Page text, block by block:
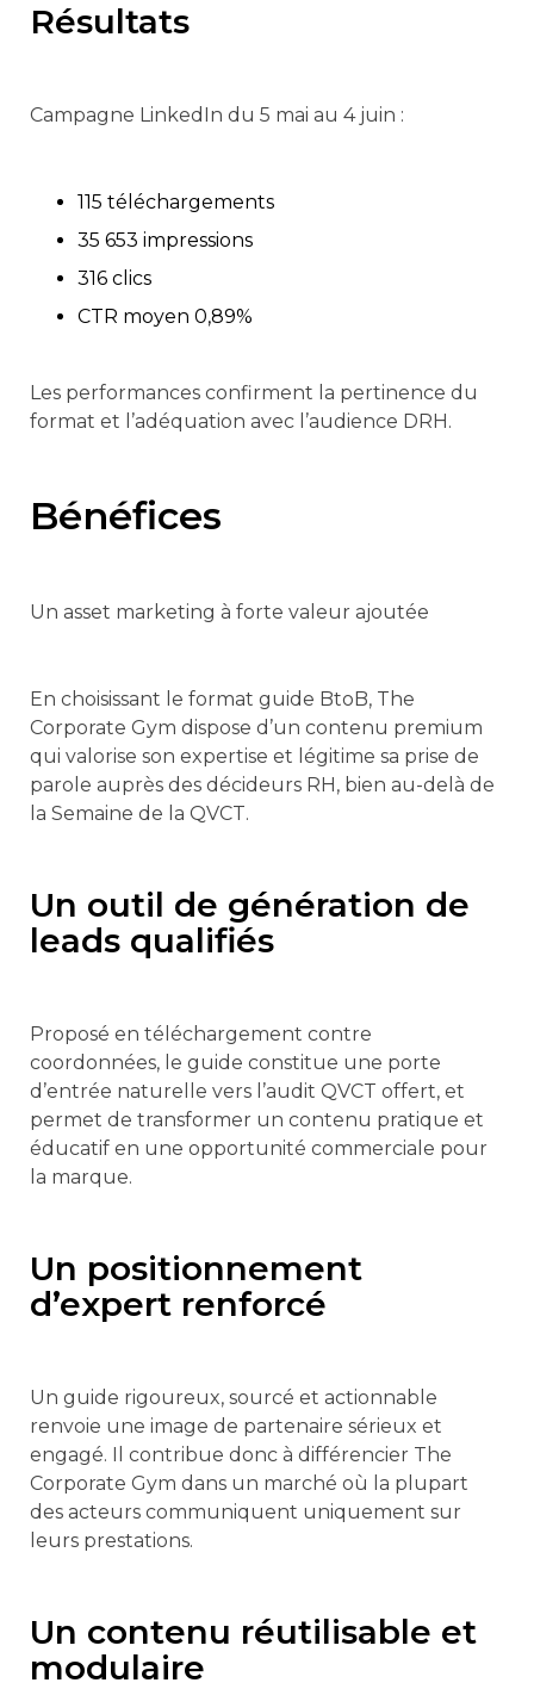
Résultats
Campagne LinkedIn du 5 mai au 4 juin :
115 téléchargements
35 653 impressions
316 clics
CTR moyen 0,89%
Les performances confirment la pertinence du
format et l’adéquation avec l’audience DRH.
Bénéfices
Un asset marketing à forte valeur ajoutée
En choisissant le format guide BtoB, The
Corporate Gym dispose d’un contenu premium
qui valorise son expertise et légitime sa prise de
parole auprès des décideurs RH, bien au-delà de
la Semaine de la QVCT.
Un outil de génération de
leads qualifiés
Proposé en téléchargement contre
coordonnées, le guide constitue une porte
d’entrée naturelle vers l’audit QVCT offert, et
permet de transformer un contenu pratique et
éducatif en une opportunité commerciale pour
la marque.
Un positionnement
d’expert renforcé
Un guide rigoureux, sourcé et actionnable
renvoie une image de partenaire sérieux et
engagé. Il contribue donc à différencier The
Corporate Gym dans un marché où la plupart
des acteurs communiquent uniquement sur
leurs prestations.
Un contenu réutilisable et
modulaire